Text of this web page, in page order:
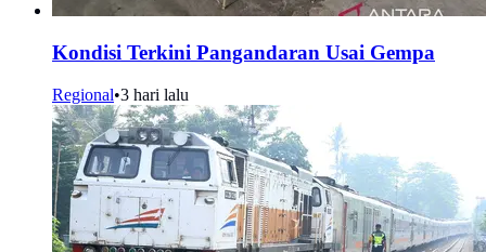
Kondisi Terkini Pangandaran Usai Gempa
Regional•3 hari lalu